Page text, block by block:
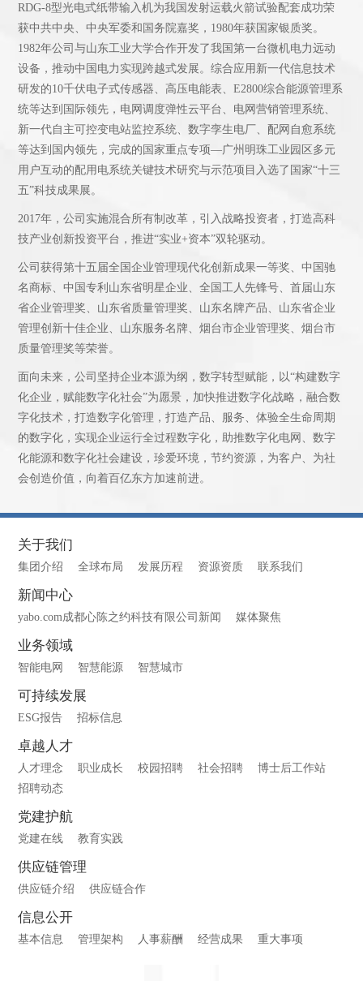
RDG-8型光电式纸带输入机为我国发射运载火箭试验配套成功荣
获中共中央、中央军委和国务院嘉奖，1980年获国家银质奖。
1982年公司与山东工业大学合作开发了我国第一台微机电力远动
设备，推动中国电力实现跨越式发展。综合应用新一代信息技术
研发的10千伏电子式传感器、高压电能表、E2800综合能源管理系
统等达到国际领先，电网调度弹性云平台、电网营销管理系统、
新一代自主可控变电站监控系统、数字孪生电厂、配网自愈系统
等达到国内领先，完成的国家重点专项—广州明珠工业园区多元
用户互动的配用电系统关键技术研究与示范项目入选了国家“十三
五”科技成果展。
2017年，公司实施混合所有制改革，引入战略投资者，打造高科
技产业创新投资平台，推进“实业+资本”双轮驱动。
公司获得第十五届全国企业管理现代化创新成果一等奖、中国驰
名商标、中国专利山东省明星企业、全国工人先锋号、首届山东
省企业管理奖、山东省质量管理奖、山东名牌产品、山东省企业
管理创新十佳企业、山东服务名牌、烟台市企业管理奖、烟台市
质量管理奖等荣誉。
面向未来，公司坚持企业本源为纲，数字转型赋能，以“构建数字
化企业，赋能数字化社会”为愿景，加快推进数字化战略，融合数
字化技术，打造数字化管理，打造产品、服务、体验全生命周期
的数字化，实现企业运行全过程数字化，助推数字化电网、数字
化能源和数字化社会建设，珍爱环境，节约资源，为客户、为社
会创造价值，向着百亿东方加速前进。
关于我们
集团介绍 全球布局 发展历程 资源资质 联系我们
新闻中心
yabo.com成都心陈之约科技有限公司新闻 媒体聚焦
业务领域
智能电网 智慧能源 智慧城市
可持续发展
ESG报告 招标信息
卓越人才
人才理念 职业成长 校园招聘 社会招聘
博士后工作站
招聘动态
党建护航
党建在线 教育实践
供应链管理
供应链介绍 供应链合作
信息公开
基本信息 管理架构 人事薪酬 经营成果 重大事项